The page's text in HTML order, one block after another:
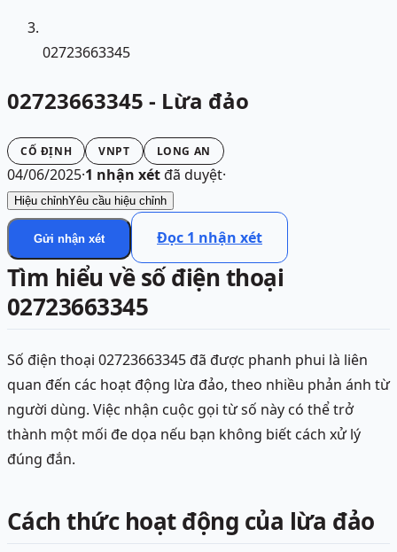
02723663345
02723663345 - Lừa đảo
CỐ ĐỊNH VNPT LONG AN
04/06/2025·1 nhận xétđã duyệt·
Hiệu chỉnhYêu cầu hiệu chỉnh
Gửi nhận xét Đọc 1 nhận xét
Tìm hiểu về số điện thoại
02723663345
Số điện thoại 02723663345 đã được phanh phui là liên
quan đến các hoạt động lừa đảo, theo nhiều phản ánh từ
người dùng. Việc nhận cuộc gọi từ số này có thể trở
thành một mối đe dọa nếu bạn không biết cách xử lý
đúng đắn.
Cách thức hoạt động của lừa đảo